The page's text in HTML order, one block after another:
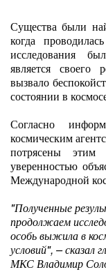
Существа были
когда
исследования
является своего
вызвало
состоянии в
Согласно
космическим
потрясены
уверенностью
Международной
"Полученные
продолжаем
особь выжила в
условий", – сказал
МКС Владимир